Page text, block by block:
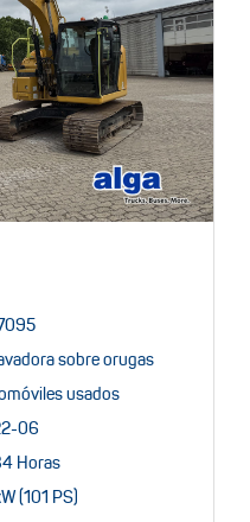
sobre orugas
usados
06
Horas
(101 PS)